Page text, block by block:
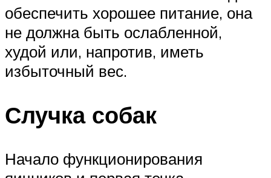
обеспечить хорошее питание, она
не должна быть ослабленной,
худой или, напротив, иметь
избыточный вес.
Случка собак
Начало функционирования